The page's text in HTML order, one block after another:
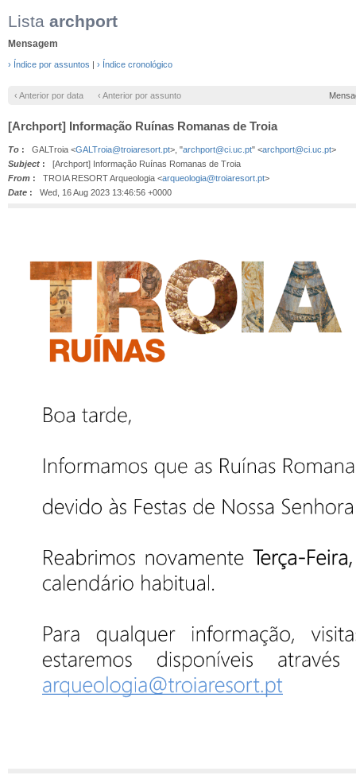
Lista archport
Mensagem
› Índice por assuntos | › Índice cronológico
‹ Anterior por data ‹ Anterior por assunto
[Archport] Informação Ruínas Romanas de Troia
To : GALTroia <GALTroia@troiaresort.pt>, "archport@ci.uc.pt" <archport@ci.uc.pt>
Subject : [Archport] Informação Ruínas Romanas de Troia
From : TROIA RESORT Arqueologia <arqueologia@troiaresort.pt>
Date : Wed, 16 Aug 2023 13:46:56 +0000